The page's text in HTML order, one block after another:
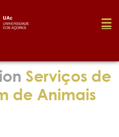
Serviços de
de Animais